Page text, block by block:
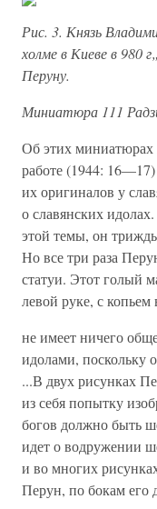
Рис. 3. Князь
холме в Киеве в 980
Перуну.
Миниатюра 111
Об этих
работе (1944:
их оригиналов у
о славянских
этой темы, он
Но все три раза
статуи. Этот голый
левой руке, с копьем
не имеет ничего
идолами, поскольку
...В двух рисунках
из себя попытку
богов должно быть
идет о водружении
и во многих
Перун, по бокам его